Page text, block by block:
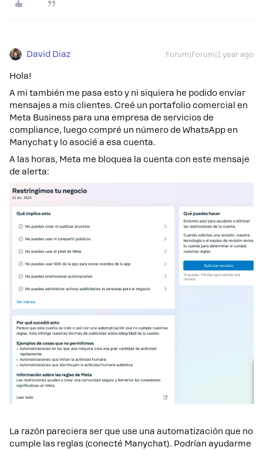
David Diaz Forum|Forum|1 year ago
Hola!
A mi también me pasa esto y ni siquiera he podido enviar
mensajes a mis clientes. Creé un portafolio comercial en
Meta Business para una empresa de servicios de
compliance, luego compré un número de WhatsApp en
Manychat y lo asocié a esa cuenta.
A las horas, Meta me bloquea la cuenta con este mensaje
de alerta:
La razón pareciera ser que use una automatización que no
cumple las reglas (conecté Manychat). Podrían ayudarme